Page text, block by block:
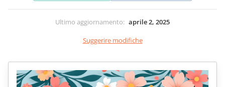
Ultimo aggiornamento: aprile 2, 2025
Suggerire modifiche